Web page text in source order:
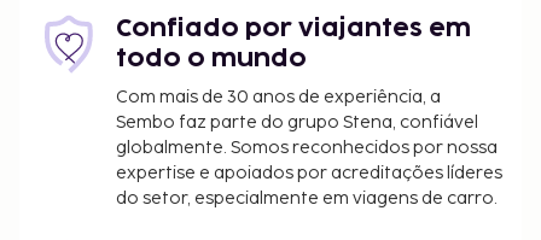
Confiado por viajantes em
todo o mundo
Com mais de 30 anos de experiência, a
Sembo faz parte do grupo Stena, confiável
globalmente. Somos reconhecidos por nossa
expertise e apoiados por acreditações líderes
do setor, especialmente em viagens de carro.